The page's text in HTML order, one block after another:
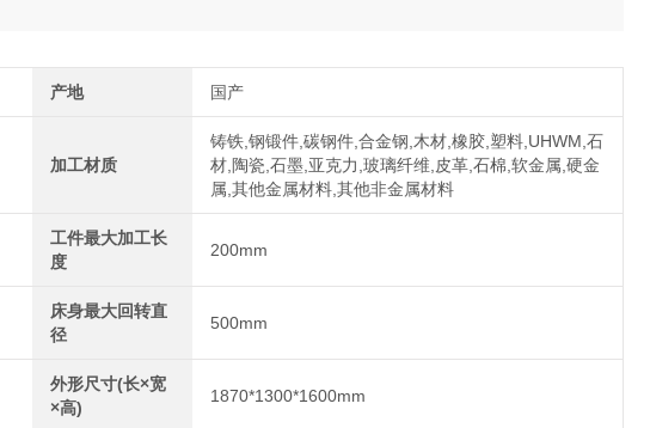
产地 国产
加工材质
铸铁,钢锻件,碳钢件,合金钢,木材,橡胶,塑料,UHWM,石
材,陶瓷,石墨,亚克力,玻璃纤维,皮革,石棉,软金属,硬金
属,其他金属材料,其他非金属材料
工件最大加工长
度
200mm
床身最大回转直
径
500mm
外形尺寸(长×宽
×高)
1870*1300*1600mm